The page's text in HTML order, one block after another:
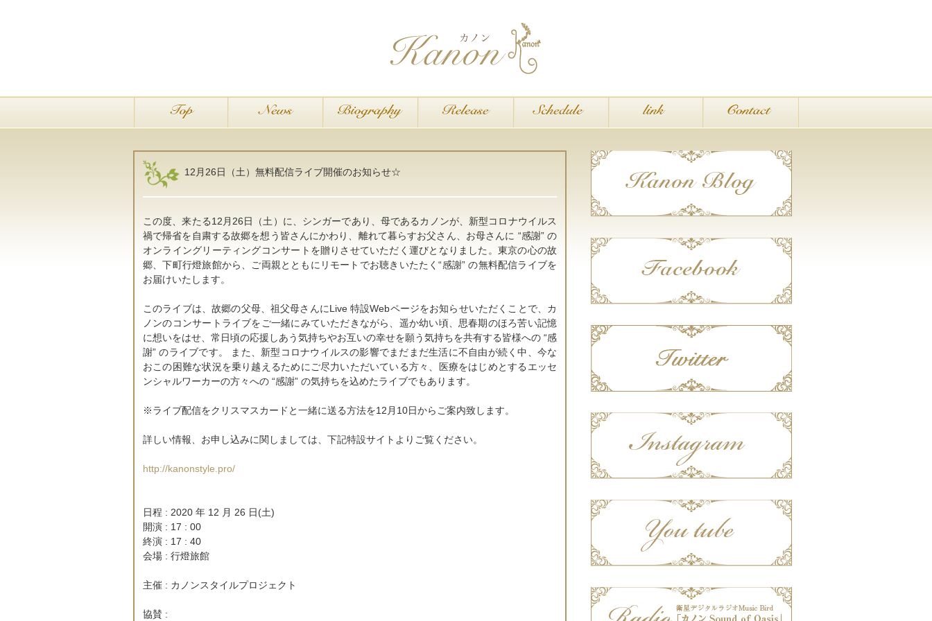
12月26日（土）無料配信ライブ開催のお知らせ☆
この度、来たる12月26日（土）に、シンガーであり、母であるカノンが、新型コロナウイルス
禍で帰省を自粛する故郷を想う皆さんにかわり、離れて暮らすお父さん、お母さんに “感謝” の
オンライングリーティングコンサートを贈りさせていただく運びとなりました。東京の心の故
郷、下町行燈旅館から、ご両親とともにリモートでお聴きいたたく“感謝” の無料配信ライブを
お届けいたします。
このライブは、故郷の父母、祖父母さんにLive 特設Webページをお知らせいただくことで、カ
ノンのコンサートライブをご一緒にみていただきながら、遥か幼い頃、思春期のほろ苦い記憶
に想いをはせ、常日頃の応援しあう気持ちやお互いの幸せを願う気持ちを共有する皆様への “感
謝” のライブです。 また、新型コロナウイルスの影響でまだまだ生活に不自由が続く中、今な
おこの困難な状況を乗り越えるためにご尽力いただいている方々、医療をはじめとするエッセ
ンシャルワーカーの方々への “感謝” の気持ちを込めたライブでもあります。
※ライブ配信をクリスマスカードと一緒に送る方法を12月10日からご案内致します。
詳しい情報、お申し込みに関しましては、下記特設サイトよりご覧ください。
http://kanonstyle.pro/
日程 : 2020 年 12 月 26 日(土)
開演 : 17 : 00
終演 : 17 : 40
会場 : 行燈旅館
主催 : カノンスタイルプロジェクト
協賛 :